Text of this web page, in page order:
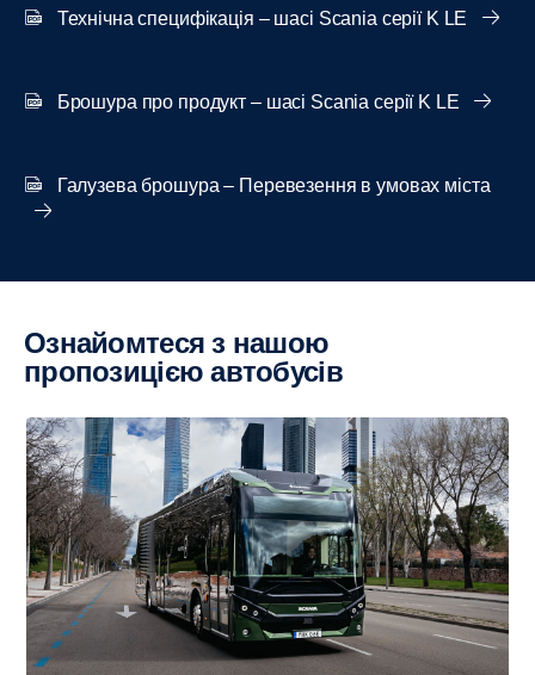
Технічна специфікація – шасі Scania серії K LE
Брошура про продукт – шасі Scania серії K LE
Галузева брошура – Перевезення в умовах міста
Ознайомтеся з нашою
пропозицією автобусів